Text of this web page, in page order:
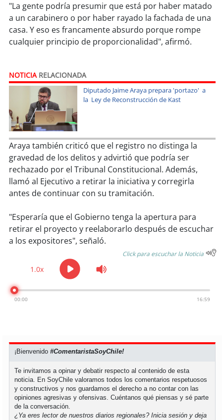
"La gente podría presumir que está por haber matado
a un carabinero o por haber rayado la fachada de una
casa. Y eso es francamente absurdo porque rompe
cualquier principio de proporcionalidad", afirmó.
NOTICIARELACIONADA
Diputado Jaime Araya prepara 'portazo' a
la Ley de Reconstrucción de Kast
Araya también criticó que el registro no distinga la
gravedad de los delitos y advirtió que podría ser
rechazado por el Tribunal Constitucional. Además,
llamó al Ejecutivo a retirar la iniciativa y corregirla
antes de continuar con su tramitación.
"Esperaría que el Gobierno tenga la apertura para
retirar el proyecto y reelaborarlo después de escuchar
a los expositores", señaló.
Click para escuchar la Noticia
1.0x
00:00 16:59
¡Bienvenido#ComentaristaSoyChile!
Te invitamos a opinar y debatir respecto al contenido de esta
noticia. En SoyChile valoramos todos los comentarios respetuosos
y constructivos y nos guardamos el derecho a no contar con las
opiniones agresivas y ofensivas. Cuéntanos qué piensas y sé parte
de la conversación.
¿Ya eres lector de nuestros diarios regionales?Inicia sesión y deja